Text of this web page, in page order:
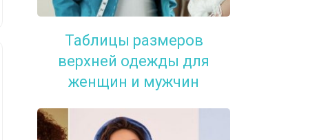
Таблицы размеров
верхней одежды для
женщин и мужчин